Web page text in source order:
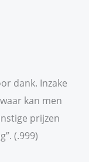
dank. Inzake
kan men
prijzen
(.999)